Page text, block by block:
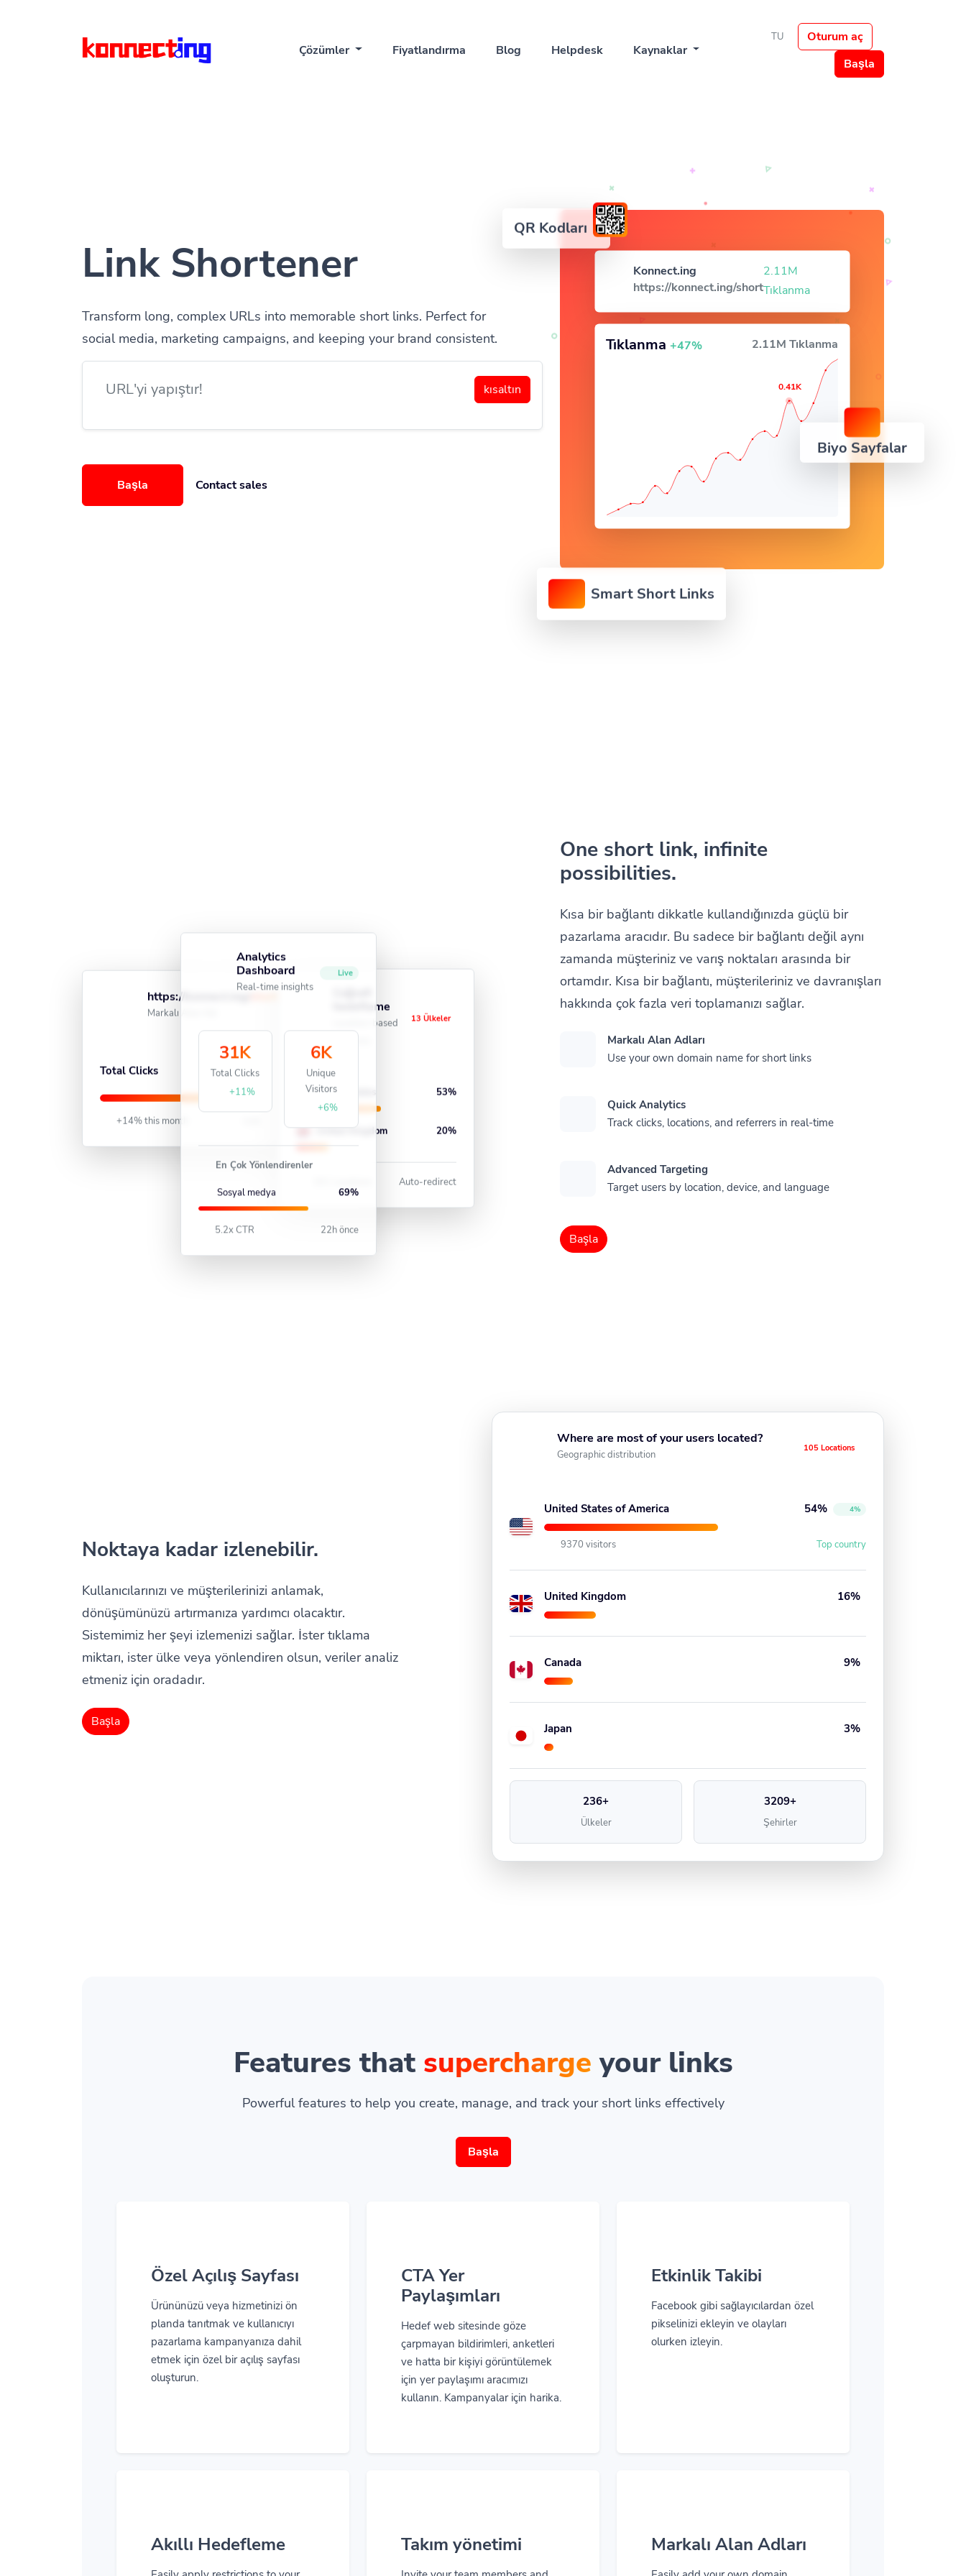
Çözümler Fiyatlandırma Blog Helpdesk Kaynaklar
TU
Oturum aç
Başla
Link Shortener
Transform long, complex URLs into memorable short links. Perfect for
social media, marketing campaigns, and keeping your brand consistent.
kısaltın
Başla Contact sales
Konnect.ing
https://konnect.ing/short
2.11M
Tıklanma
Tıklanma +47% 2.11M Tıklanma
0.41K
QR Kodları
Biyo Sayfalar
Smart Short Links
One short link, infinite
possibilities.
Kısa bir bağlantı dikkatle kullandığınızda güçlü bir
pazarlama aracıdır. Bu sadece bir bağlantı değil aynı
zamanda müşteriniz ve varış noktaları arasında bir
ortamdır. Kısa bir bağlantı, müşterileriniz ve davranışları
hakkında çok fazla veri toplamanızı sağlar.
Markalı Alan Adları
Use your own domain name for short links
Quick Analytics
Track clicks, locations, and referrers in real-time
Advanced Targeting
Target users by location, device, and language
Başla
https://konnect.ing/
Markalı Alan Adı
Total Clicks 869K
+14% this month
hedefleme
Location-based
13 Ülkeler
United States 53%
United Kingdom 20%
Auto-redirect
Analytics
Dashboard
Real-time insights
Live
31K
Total Clicks
+11%
6K
Unique
Visitors
+6%
En Çok Yönlendirenler
Sosyal medya 69%
5.2x CTR 22h önce
Noktaya kadar izlenebilir.
Kullanıcılarınızı ve müşterilerinizi anlamak,
dönüşümünüzü artırmanıza yardımcı olacaktır.
Sistemimiz her şeyi izlemenizi sağlar. İster tıklama
miktarı, ister ülke veya yönlendiren olsun, veriler analiz
etmeniz için oradadır.
Başla
Where are most of your users located?
Geographic distribution
105 Locations
United States of America 54% 4%
9370 visitors Top country
United Kingdom 16%
Canada 9%
Japan 3%
236+
Ülkeler
3209+
Şehirler
Features that supercharge your links
Powerful features to help you create, manage, and track your short links effectively
Başla
Özel Açılış Sayfası
Ürününüzü veya hizmetinizi ön
planda tanıtmak ve kullanıcıyı
pazarlama kampanyanıza dahil
etmek için özel bir açılış sayfası
oluşturun.
CTA Yer
Paylaşımları
Hedef web sitesinde göze
çarpmayan bildirimleri, anketleri
ve hatta bir kişiyi görüntülemek
için yer paylaşımı aracımızı
kullanın. Kampanyalar için harika.
Etkinlik Takibi
Facebook gibi sağlayıcılardan özel
pikselinizi ekleyin ve olayları
olurken izleyin.
Akıllı Hedefleme Takım yönetimi Markalı Alan Adları